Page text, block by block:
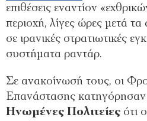
επιθέσεις εναντίον
περιοχή, λίγες ώρες μετά
σε ιρανικές στρατιωτικές
συστήματα ραντάρ.
Σε ανακοίνωσή τους, οι
Επανάστασης κατηγόρησαν
Ηνωμένες Πολιτείες ότι